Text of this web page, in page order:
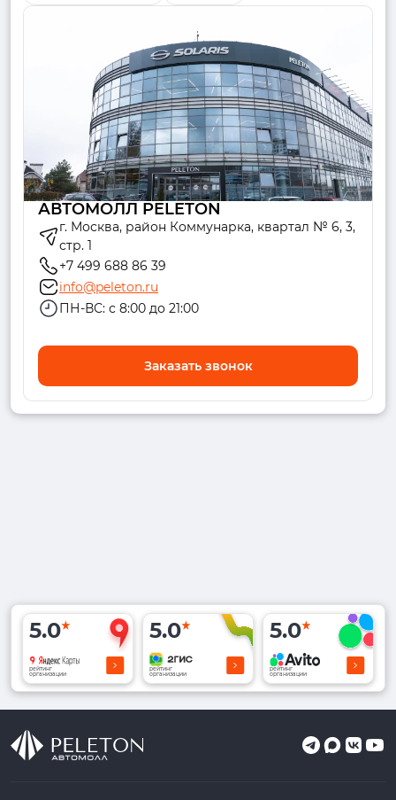
АВТОМОЛЛ PELETON
г. Москва, район Коммунарка, квартал № 6, 3,
стр. 1
+7 499 688 86 39
info@peleton.ru
ПН-ВС: с 8:00 до 21:00
Заказать звонок
5.0
рейтинг
организации
5.0
рейтинг
организации
5.0
рейтинг
организации